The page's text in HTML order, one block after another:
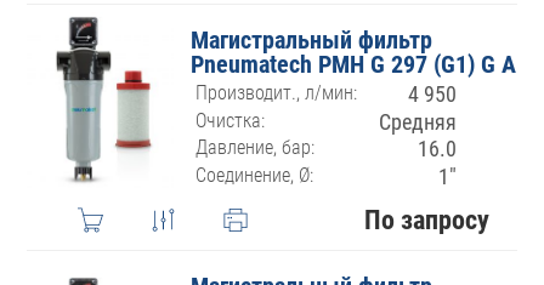
Магистральный фильтр
Pneumatech PMH G 297 (G1) G A
Производит., л/мин: 4 950
Очистка: Средняя
Давление, бар: 16.0
Соединение, Ø: 1″
По запросу